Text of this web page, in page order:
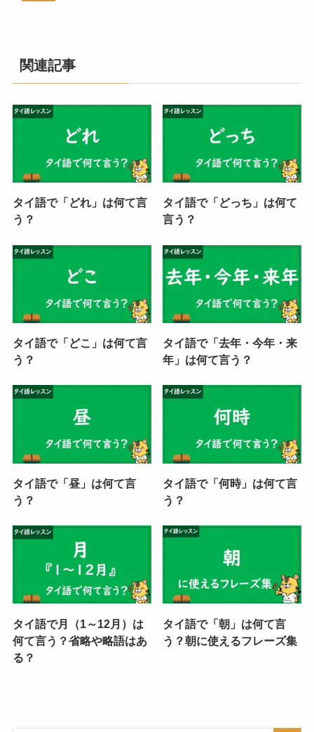
関連記事
タイ語で「どれ」は何て言
う？
タイ語で「どっち」は何て
言う？
タイ語で「どこ」は何て言
う？
タイ語で「去年・今年・来
年」は何て言う？
タイ語で「昼」は何て言
う？
タイ語で「何時」は何て言
う？
タイ語で月（1～12月）は
何て言う？省略や略語はあ
る？
タイ語で「朝」は何て言
う？朝に使えるフレーズ集